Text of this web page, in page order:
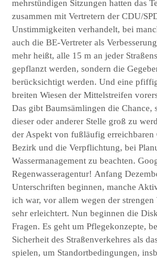
mehrstündigen Sitzungen hatten das
zusammen mit Vertretern der CDU/
Unstimmigkeiten verhandelt, bei
auch die BE-Vertreter als
mehr heißt, alle 15 m an jeder
gepflanzt werden, sondern die
berücksichtigt werden. Und eine
breiten Wiesen der Mittelstreifen
Das gibt Baumsämlingen die Chance,
dieser oder anderer Stelle groß zu
der Aspekt von fußläufig
Bezirk und die Verpflichtung, bei
Wassermanagement zu beachten.
Regenwasseragentur! Anfang
Unterschriften beginnen, manche
ich war, vor allem wegen der
sehr erleichtert. Nun beginnen die
Fragen. Es geht um Pflegekonzepte,
Sicherheit des Straßenverkehres als
spielen, um Standortbedingungen,